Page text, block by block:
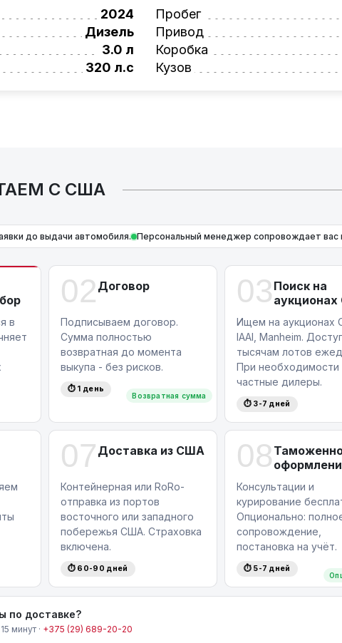
действует
лизинговая программа на НОВЫЕ
можно узнать по номеру:+375 (29) 689-20-20
доверьте работу профессионалам!
2024
Дизель
3.0 л
320 л.с
Пробег
Привод
Коробка
Кузов
С США
до выдачи автомобиля. Персональный менеджер сопровождает вас
в
02 Договор
Возвратная сумма
Подписываем договор.
Сумма полностью
возвратная до момента
выкупа - без рисков.
⏱ 1 день
03 Поиск на
Ищем на аукционах
IAAI, Manheim.
тысячам лотов
При необходимости
частные дилеры.
⏱ 3-7 дней
07 Доставка из США
Контейнерная или RoRo-
отправка из портов
восточного или западного
побережья США. Страховка
включена.
⏱ 60-90 дней
08
Консультации и
курирование
Опционально:
сопровождение,
постановка на учёт.
⏱ 5-7 дней
по доставке?
минут · +375 (29) 689-20-20